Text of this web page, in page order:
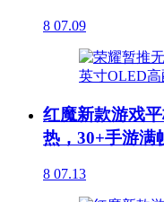
8 07.09
红魔新款游戏
热，30+手游满
8 07.13